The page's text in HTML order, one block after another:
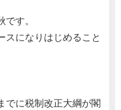
す。
になりはじめること
に税制改正大綱が閣